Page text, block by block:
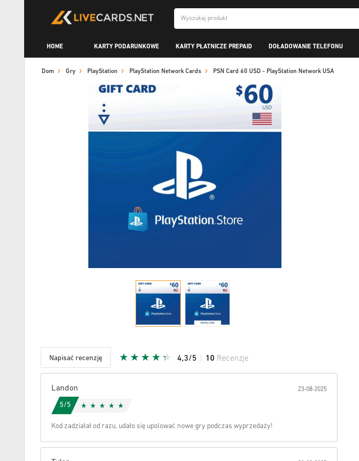
HOME KARTY PODARUNKOWE KARTY PŁATNICZE PREPAID DOŁADOWANIE TELEFONU
Dom Gry PlayStation PlayStation Network Cards PSN Card 60 USD - PlayStation Network USA
Napisać recenzję 4,3/5 10 Recenzje
Landon 23-08-2025
5/5
Kod zadziałał od razu, udało się upolować nowe gry podczas wyprzedaży!